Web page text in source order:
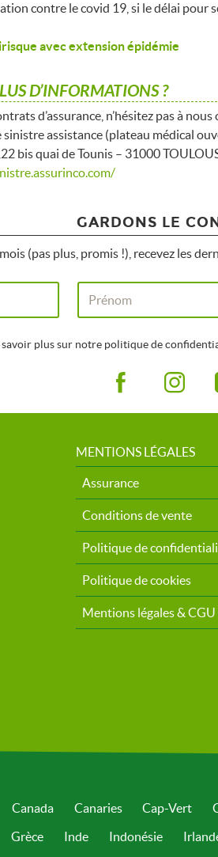
contre le covid 19, si le délai
avec extension épidémie
D’INFORMATIONS ?
d’assurance, n’hésitez pas à
assistance (plateau médical
bis quai de Tounis – 31000
GARDONS LE
(pas plus, promis !), recevez les
savoir plus sur notre politique de
MENTIONS LÉGALES
Assurance
Conditions de vente
Politique de
Politique de cookies
Mentions légales & CGU
Canada Canaries Cap-Vert
Grèce Inde Indonésie